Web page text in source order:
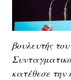
βουλευτής
κατέθεσε την